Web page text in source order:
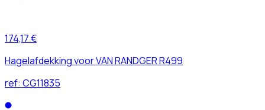
174,17 €
Hagelafdekking voor VAN RANDGER R499
ref: CG11835